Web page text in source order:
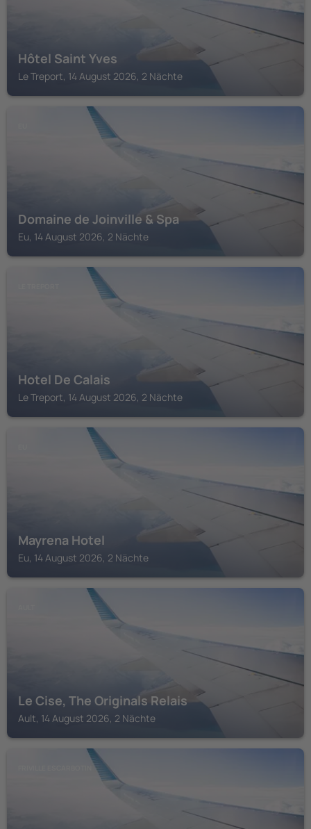
Hôtel Saint Yves
Le Treport, 14 August 2026, 2 Nächte
Domaine de Joinville & Spa
Eu, 14 August 2026, 2 Nächte
Hotel De Calais
Le Treport, 14 August 2026, 2 Nächte
Mayrena Hotel
Eu, 14 August 2026, 2 Nächte
Le Cise, The Originals Relais
Ault, 14 August 2026, 2 Nächte